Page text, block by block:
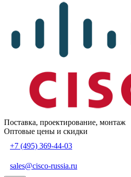
Поставка, проектирование, монтаж
Оптовые цены и скидки
+7 (495) 369-44-03
sales@cisco-russia.ru